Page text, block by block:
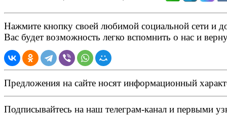
Нажмите кнопку своей любимой социальной сети и
Вас будет возможность легко вспомнить о нас и
Предложения на сайте носят информационный
Подписывайтесь на наш телеграм-канал и первыми